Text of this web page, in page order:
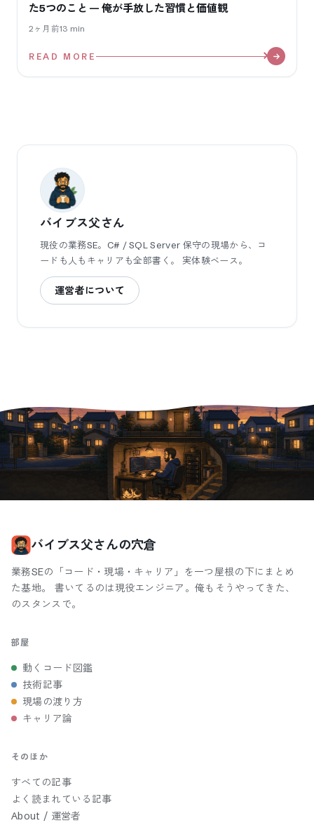
た5つのこと — 俺が手放した習慣と価値観
2ヶ月前13 min
READ MORE
バイブス父さん
現役の業務SE。C# / SQL Server 保守の現場から、コ
ードも人もキャリアも全部書く。 実体験ベース。
運営者について
バイブス父さんの穴倉
業務SEの「コード・現場・キャリア」を一つ屋根の下にまとめ
た基地。 書いてるのは現役エンジニア。俺もそうやってきた、
のスタンスで。
部屋
動くコード図鑑
技術記事
現場の渡り方
キャリア論
そのほか
すべての記事
よく読まれている記事
About / 運営者